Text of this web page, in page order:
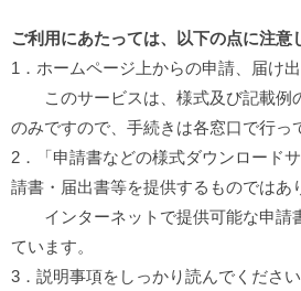
ご利用にあたっては、以下の点に注意
1．ホームページ上からの申請、届け出
このサービスは、様式及び記載例
のみですので、手続きは各窓口で行っ
2．「申請書などの様式ダウンロード
請書・届出書等を提供するものではあ
インターネットで提供可能な申請
ています。
3．説明事項をしっかり読んでください